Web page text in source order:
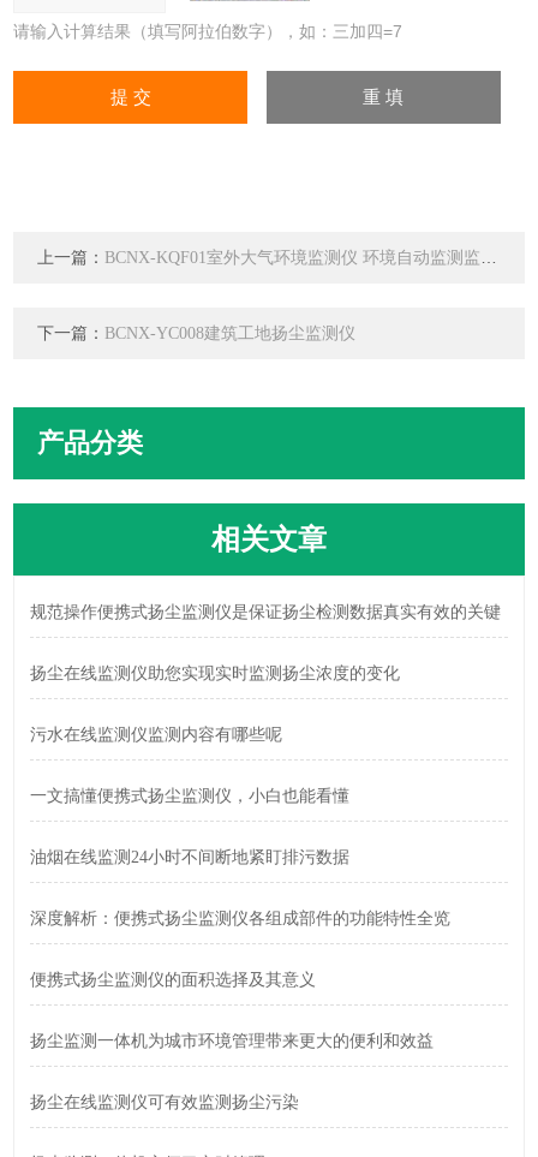
请输入计算结果（填写阿拉伯数字），如：三加四=7
上一篇： BCNX-KQF01室外大气环境监测仪 环境自动监测监控系统 空气质量自动监测系统
下一篇： BCNX-YC008建筑工地扬尘监测仪
产品分类
相关文章
规范操作便携式扬尘监测仪是保证扬尘检测数据真实有效的关键
扬尘在线监测仪助您实现实时监测扬尘浓度的变化
污水在线监测仪监测内容有哪些呢
一文搞懂便携式扬尘监测仪，小白也能看懂
油烟在线监测24小时不间断地紧盯排污数据
深度解析：便携式扬尘监测仪各组成部件的功能特性全览
便携式扬尘监测仪的面积选择及其意义
扬尘监测一体机为城市环境管理带来更大的便利和效益
扬尘在线监测仪可有效监测扬尘污染